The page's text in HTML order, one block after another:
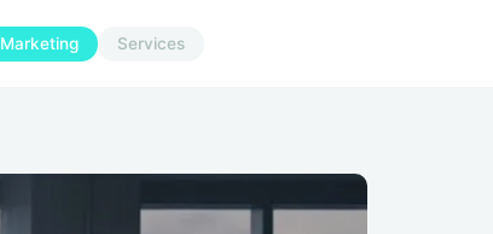
Marketing Services